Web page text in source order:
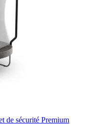
de sécurité Premium